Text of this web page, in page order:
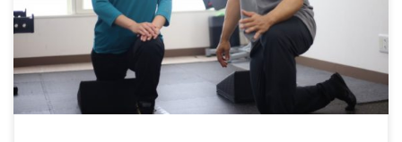
こんにちは、パーソナルトレーニングジムBr […]